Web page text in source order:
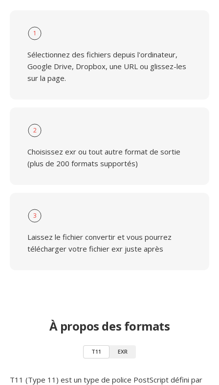
1
Sélectionnez des fichiers depuis l'ordinateur,
Google Drive, Dropbox, une URL ou glissez-les
sur la page.
2
Choisissez exr ou tout autre format de sortie
(plus de 200 formats supportés)
3
Laissez le fichier convertir et vous pourrez
télécharger votre fichier exr juste après
À propos des formats
T11 EXR
T11 (Type 11) est un type de police PostScript défini par